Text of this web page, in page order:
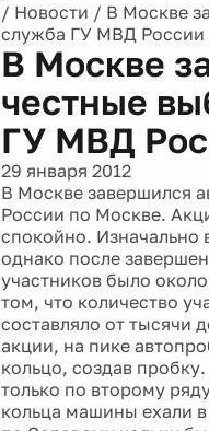
/ Новости / В Москве
служба ГУ МВД России
В Москве
честные
ГУ МВД
29 января 2012
В Москве завершился
России по Москве.
спокойно. Изначально
однако после
участников было
том, что количество
составляло от тысячи
акции, на пике
кольцо, создав
только по второму
кольца машины ехали